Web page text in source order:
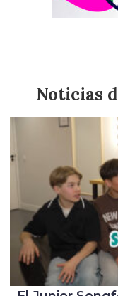
Noticias